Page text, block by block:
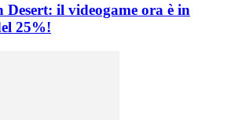
Desert: il videogame ora è in
25%!